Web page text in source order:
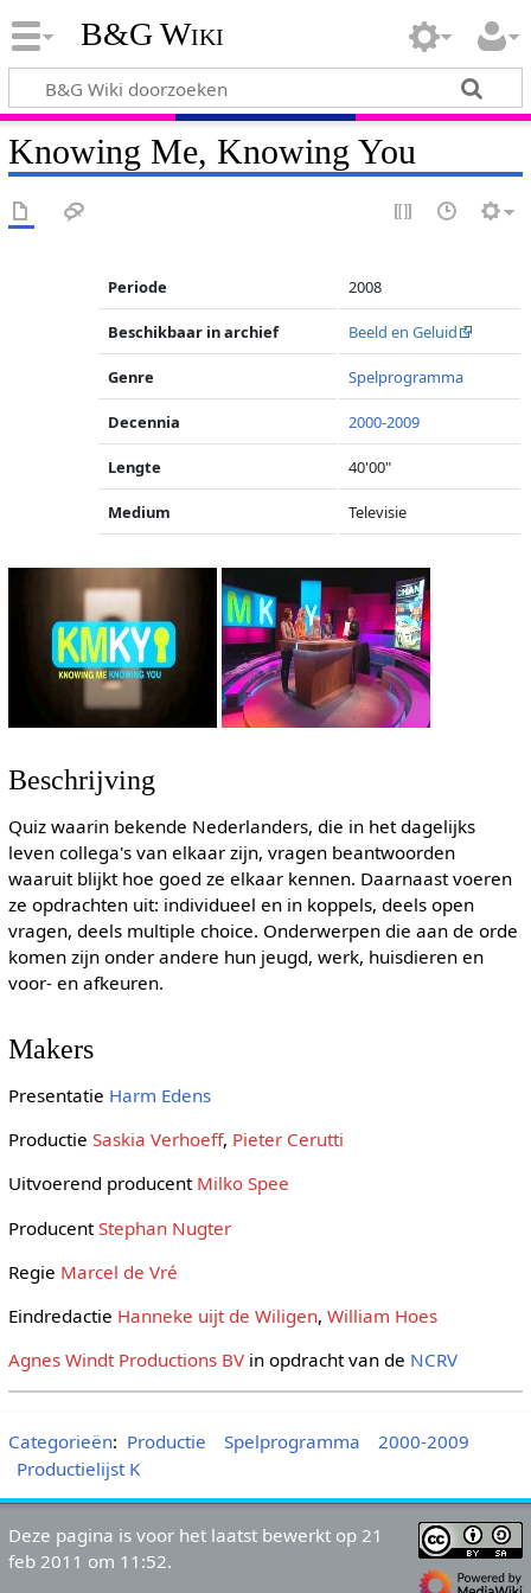
B&G Wiki
Knowing Me, Knowing You
Periode 2008
Beschikbaar in archief Beeld en Geluid
Genre Spelprogramma
Decennia 2000-2009
Lengte 40'00"
Medium Televisie
Beschrijving
Quiz waarin bekende Nederlanders, die in het dagelijks
leven collega's van elkaar zijn, vragen beantwoorden
waaruit blijkt hoe goed ze elkaar kennen. Daarnaast voeren
ze opdrachten uit: individueel en in koppels, deels open
vragen, deels multiple choice. Onderwerpen die aan de orde
komen zijn onder andere hun jeugd, werk, huisdieren en
voor- en afkeuren.
Makers
Presentatie Harm Edens
Productie Saskia Verhoeff, Pieter Cerutti
Uitvoerend producent Milko Spee
ProducentStephan Nugter
Regie Marcel de Vré
Eindredactie Hanneke uijt de Wiligen, William Hoes
Agnes Windt Productions BVin opdracht van de NCRV
Categorieën: Productie Spelprogramma
2000-2009
Productielijst K
Deze pagina is voor het laatst bewerkt op 21
feb 2011 om 11:52.